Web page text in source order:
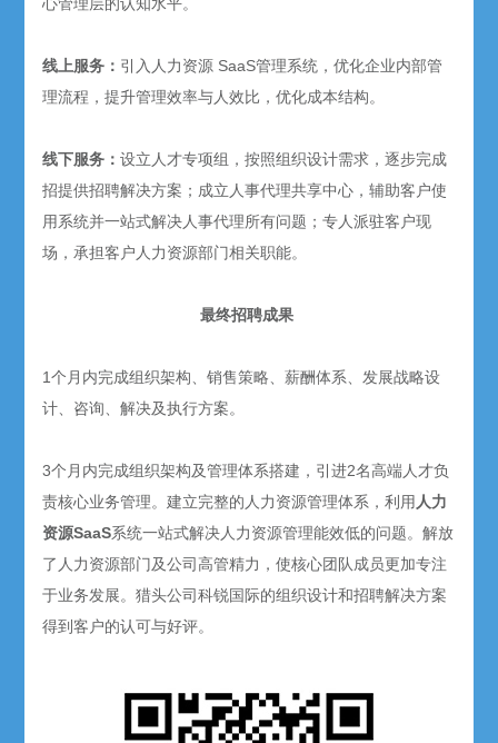
心管理层的认知水平。
线上服务： 引入人力资源 SaaS管理系统，优化企业内部管
理流程，提升管理效率与人效比，优化成本结构。
线下服务：设立人才专项组，按照组织设计需求，逐步完成
招提供招聘解决方案 ；成立人事代理共享中心，辅助客户使
用系统并一站式解决人事代理所有问题；专人派驻客户现
场，承担客户人力资源部门相关职能。
最终招聘成果
1个月内完成组织架构、销售策略、薪酬体系、发展战略设
计、咨询、解决及执行方案。
3个月内完成组织架构及管理体系搭建，引进2名高端人才负
责核心业务管理。建立完整的人力资源管理体系，利用 人力
资源SaaS系统一站式解决人力资源管理能效低的问题。解放
了人力资源部门及公司高管精力，使核心团队成员更加专注
于业务发展。猎头公司科锐国际的组织设计和招聘解决方案
得到客户的认可与好评。